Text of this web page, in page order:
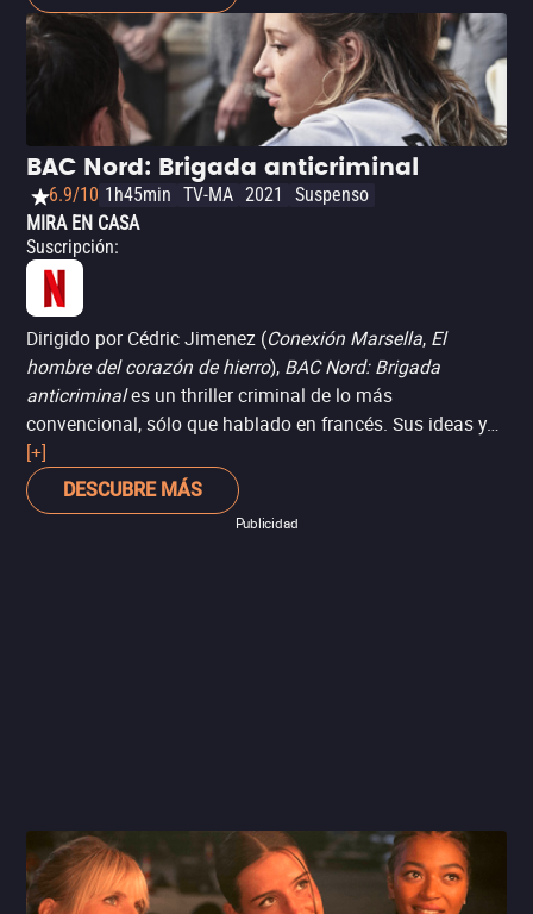
ante el rechazo de la sociedad para jóvenes LGBTQIA+, y
no por nada ganó laPalma de Oro en el Festival de
Cannes
. Las actuaciones de sus dos protagonistas,Léa
Adèle Exarchopoulos , son algo que no
olvidarás, y ambas fueron disparadas al estrellato
internacional con esta película.
BAC Nord: Brigada anticriminal
6.9/10 1h45min TV-MA 2021
Suspenso
MIRA EN CASA
Suscripción:
Dirigido por Cédric Jimenez (Conexión Marsella, El
hombre del corazón de hierro), BAC Nord: Brigada
anticriminales un thriller criminal de lo más
convencional, sólo que hablado en francés. Sus ideas ya
han sido vistas en innumerables películas del género,
francesas o no, con una visión un tanto simplista de la
marginación social en países como los de la Unión
[+]
DESCUBRE MÁS
Publicidad